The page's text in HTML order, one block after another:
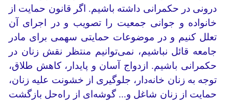
درونی در حکمرانی داشته باشیم. اگر قانون حمایت از
خانواده و جوانی جمعیت را تصویب و در اجرای آن
تعلل کنیم و در موضوعات حمایتی سهمی برای مادر
جامعه قائل نباشیم، نمی‌توانیم منتظر نقش زنان در
حکمرانی باشیم. ازدواج آسان و پایدار، کاهش طلاق،
توجه به زنان خانه‌دار، جلوگیری از خشونت علیه زنان،
حمایت از زنان شاغل و... گوشه‌ای از راه‌حل بازگشت